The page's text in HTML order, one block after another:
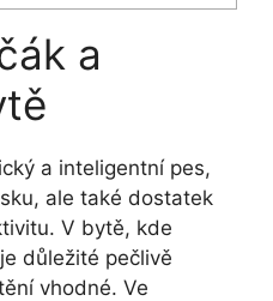
a
a inteligentní pes,
ale také dostatek
V bytě, kde
důležité pečlivě
vhodné. Ve